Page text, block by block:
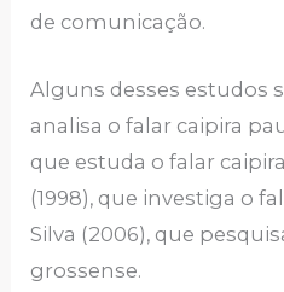
de comunicação.
Alguns desses estudos
analisa o falar caipira
que estuda o falar
(1998), que investiga o
Silva (2006), que
grossense.